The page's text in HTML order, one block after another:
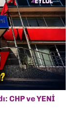
CHP ve YENİ